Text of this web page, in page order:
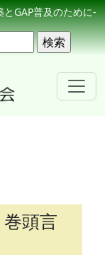
GAP普及のために-
巻頭言